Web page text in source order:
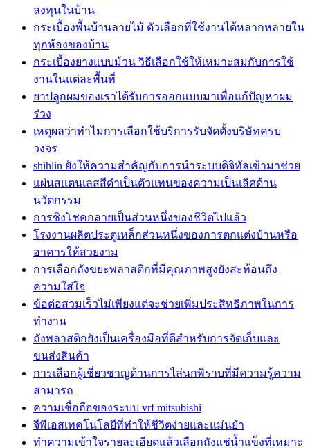
ลงทุนในบ้าน
กระเบื้องพื้นบ้านลายไม้ ตัวเลือกที่ใช้งานได้หลากหลายใน
ทุกห้องของบ้าน
กระเบื้องยางแบบม้วน วิธีเลือกใช้ให้เหมาะสมกับการใช้
งานในแต่ละพื้นที่
ยาปลูกผมของเราได้รับการออกแบบมาเพื่อแก้ปัญหาผม
ร่วง
เหตุผลว่าทำไมการเลือกใช้บริการรับจัดตั้งบริษัทครบ
วงจร
shihlin ยังให้ความสำคัญกับการนำระบบดิจิทัลเข้ามาช่วย
แผ่นสแตนเลสสีดำเป็นตัวแทนของความเป็นเลิศด้าน
นวัตกรรม
การชิงโชคกลายเป็นส่วนหนึ่งของชีวิตไปแล้ว
โรงงานผลิตประตูเหล็กส่วนหนึ่งของการตกแต่งบ้านหรือ
อาคารให้สวยงาม
การเลือกถังขยะพลาสติกที่มีคุณภาพสูงยังสะท้อนถึง
ความใส่ใจ
ข้อต่อสวมเร็วไม่เพียงแต่จะช่วยเพิ่มประสิทธิภาพในการ
ทำงาน
ถังพลาสติกยังเป็นเครื่องมือที่ดีสำหรับการจัดเก็บและ
ขนส่งสินค้า
การเลือกผู้เชี่ยวชาญด้านการไล่นกพิราบที่มีความรู้ความ
สามารถ
ความเชื่อถือของระบบ vrf mitsubishi
จีพีเอสเทคโนโลยีที่ทำให้ชีวิตง่ายและแม่นยำ
ทำความเข้าใจรายละเอียดแล้วเลือกถังแช่น้ำแข็งที่เหมาะ